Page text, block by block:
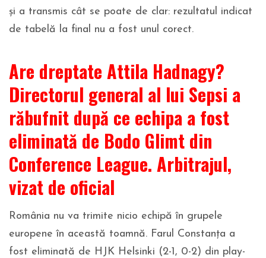
și a transmis cât se poate de clar: rezultatul indicat
de tabelă la final nu a fost unul corect.
Are dreptate Attila Hadnagy?
Directorul general al lui Sepsi a
răbufnit după ce echipa a fost
eliminată de Bodo Glimt din
Conference League. Arbitrajul,
vizat de oficial
România nu va trimite nicio echipă în grupele
europene în această toamnă. Farul Constanța a
fost eliminată de HJK Helsinki (2-1, 0-2) din play-